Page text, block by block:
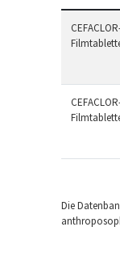
Die